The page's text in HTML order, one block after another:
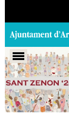
Portada > Agenda
2020 > Marcs >